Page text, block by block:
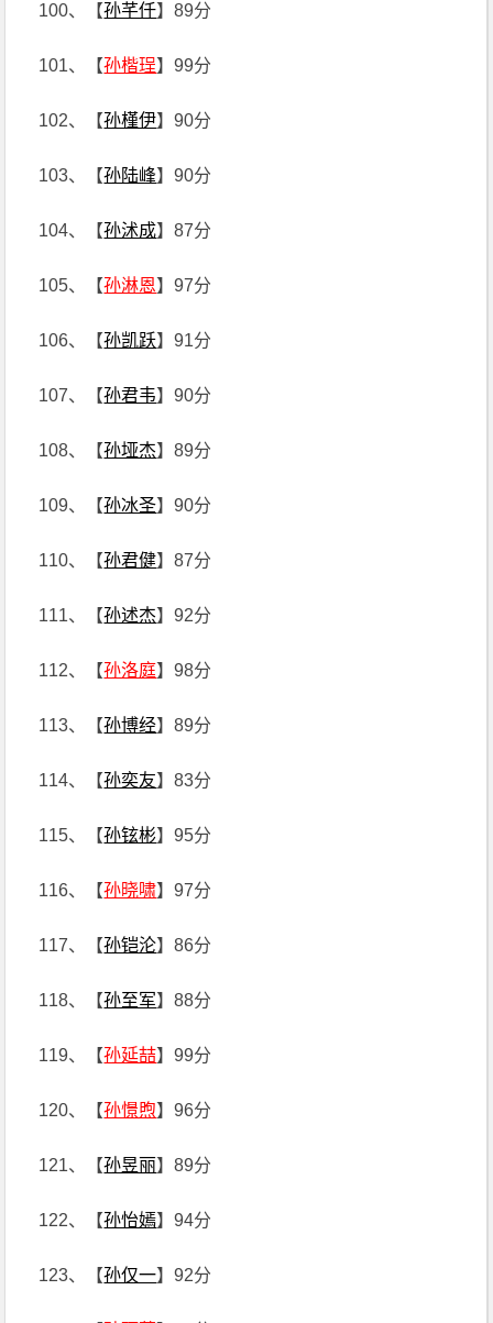
100、【孙芊仟】89分
101、【孙楷珵】99分
102、【孙槿伊】90分
103、【孙陆峰】90分
104、【孙沭成】87分
105、【孙淋恩】97分
106、【孙凯跃】91分
107、【孙君韦】90分
108、【孙垭杰】89分
109、【孙冰圣】90分
110、【孙君健】87分
111、【孙述杰】92分
112、【孙洛庭】98分
113、【孙博经】89分
114、【孙奕友】83分
115、【孙铉彬】95分
116、【孙晓啸】97分
117、【孙铠沦】86分
118、【孙至军】88分
119、【孙延喆】99分
120、【孙憬煦】96分
121、【孙昱丽】89分
122、【孙怡嫣】94分
123、【孙仅一】92分